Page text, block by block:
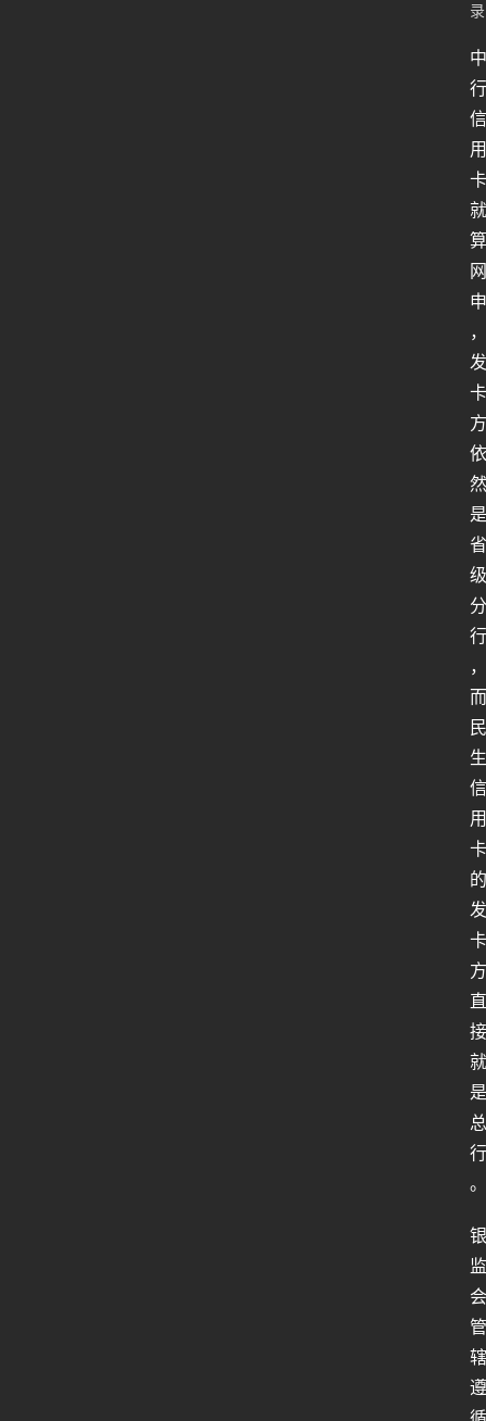
录
中
行
信
用
卡
就
算
网
申
，
发
卡
方
依
然
是
省
级
分
行
，
而
民
生
信
用
卡
的
发
卡
方
直
接
就
是
总
行
。
银
监
会
管
辖
遵